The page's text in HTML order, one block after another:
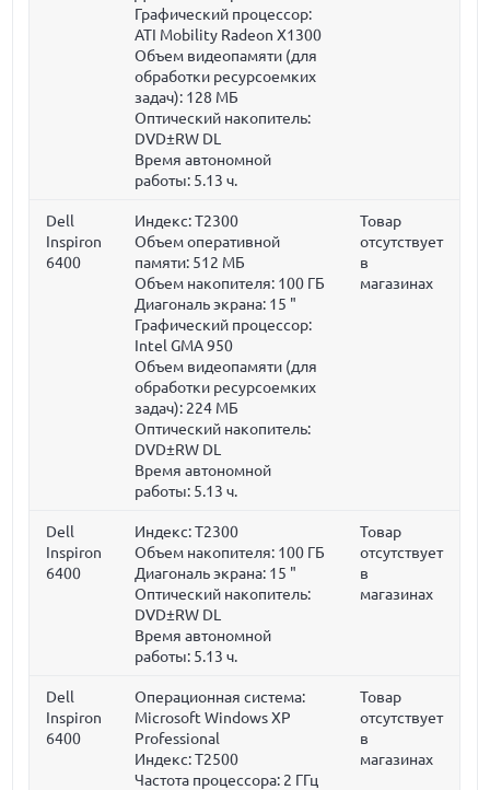
Графический процессор:
ATI Mobility Radeon X1300
Объем видеопамяти (для
обработки ресурсоемких
задач): 128 МБ
Оптический накопитель:
DVD±RW DL
Время автономной
работы: 5.13 ч.
Dell
Inspiron
6400
Индекс: T2300
Объем оперативной
памяти: 512 МБ
Объем накопителя: 100 ГБ
Диагональ экрана: 15 "
Графический процессор:
Intel GMA 950
Объем видеопамяти (для
обработки ресурсоемких
задач): 224 МБ
Оптический накопитель:
DVD±RW DL
Время автономной
работы: 5.13 ч.
Товар
отсутствует
в
магазинах
Dell
Inspiron
6400
Индекс: T2300
Объем накопителя: 100 ГБ
Диагональ экрана: 15 "
Оптический накопитель:
DVD±RW DL
Время автономной
работы: 5.13 ч.
Товар
отсутствует
в
магазинах
Dell
Inspiron
6400
Операционная система:
Microsoft Windows XP
Professional
Индекс: T2500
Частота процессора: 2 ГГц
Товар
отсутствует
в
магазинах